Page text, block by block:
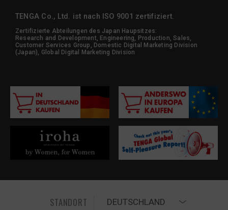
TENGA Co., Ltd. ist nach ISO 9001 zertifiziert.
Zertifizierte Abteilungen des Japan Haupsitzes:
Research and Development, Engineering, Production, Sales,
Customer Services Group, Domestic Digital Marketing Division
(Japan), Global Digital Marketing Division
STANDORT DEUTSCHLAND